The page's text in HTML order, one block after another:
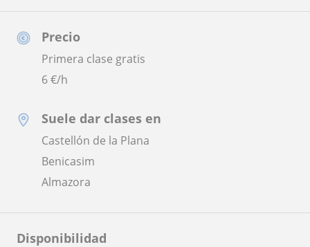
Precio
Primera clase gratis
6€/h
Suele dar clases en
Castellón de la Plana
Benicasim
Almazora
Disponibilidad